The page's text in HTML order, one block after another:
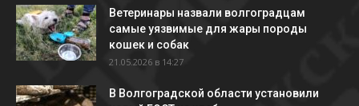
Ветеринары назвали волгоградцам
самые уязвимые для жары породы
кошек и собак
21.05.2026 в 14:27
В Волгоградской области установили